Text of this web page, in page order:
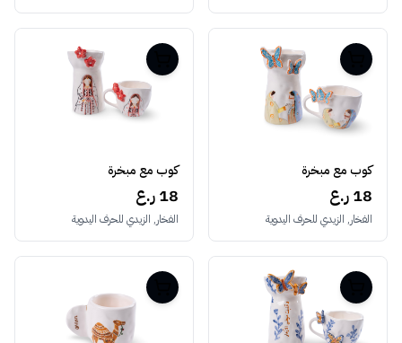
كوب مع مبخرة
18 ر.ع
الفخار, الزيدي للحرف اليدوية
كوب مع مبخرة
18 ر.ع
الفخار, الزيدي للحرف اليدوية